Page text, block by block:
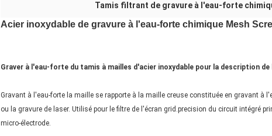
Tamis filtrant de gravure à l'eau-forte
Acier inoxydable de gravure à l'eau-forte chimique Mesh
Graver à l'eau-forte du tamis à mailles d'acier inoxydable pour la description
Gravant à l'eau-forte la maille se rapporte à la maille creuse constituée en gravant
ou la gravure de laser. Utilisé pour le filtre de l'écran grid.precision du circuit intégré
micro-électrode.